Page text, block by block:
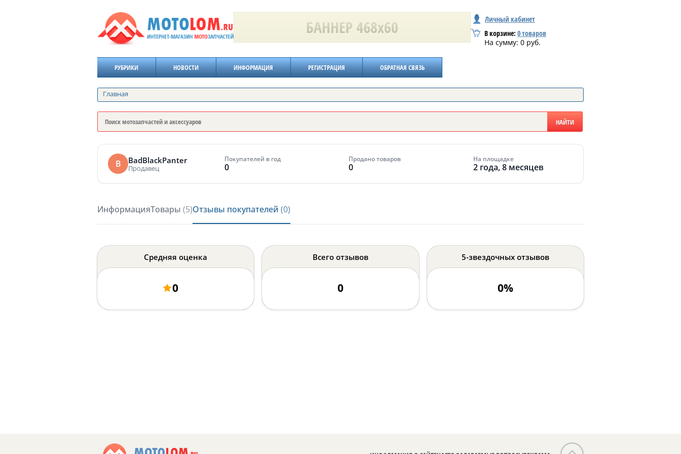
Личный кабинет
В корзине: 0товаров
На сумму: 0 руб.
РУБРИКИ НОВОСТИ ИНФОРМАЦИЯ РЕГИСТРАЦИЯ ОБРАТНАЯ СВЯЗЬ
Главная
B BadBlackPanter
Продавец
Покупателей в год
0
Продано товаров
0
На площадке
2 года, 8 месяцев
ИнформацияТовары (5)Отзывы покупателей (0)
Средняя оценка
0
Всего отзывов
0
5-звездочных отзывов
0%